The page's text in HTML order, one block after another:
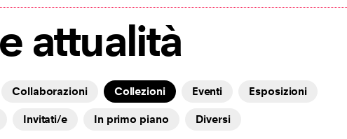
attualità
Collaborazioni Collezioni Eventi Esposizioni
Invitati/e In primo piano Diversi